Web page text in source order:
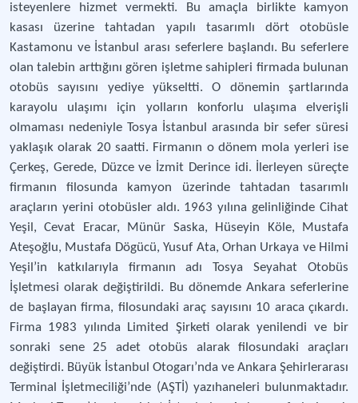
isteyenlere hizmet vermekti. Bu amaçla birlikte kamyon
kasası üzerine tahtadan yapılı tasarımlı dört otobüsle
Kastamonu ve İstanbul arası seferlere başlandı. Bu seferlere
olan talebin arttığını gören işletme sahipleri firmada bulunan
otobüs sayısını yediye yükseltti. O dönemin şartlarında
karayolu ulaşımı için yolların konforlu ulaşıma elverişli
olmaması nedeniyle Tosya İstanbul arasında bir sefer süresi
yaklaşık olarak 20 saatti. Firmanın o dönem mola yerleri ise
Çerkeş, Gerede, Düzce ve İzmit Derince idi. İlerleyen süreçte
firmanın filosunda kamyon üzerinde tahtadan tasarımlı
araçların yerini otobüsler aldı. 1963 yılına gelinliğinde Cihat
Yeşil, Cevat Eracar, Münür Saska, Hüseyin Köle, Mustafa
Ateşoğlu, Mustafa Dögücü, Yusuf Ata, Orhan Urkaya ve Hilmi
Yeşil’in katkılarıyla firmanın adı Tosya Seyahat Otobüs
İşletmesi olarak değiştirildi. Bu dönemde Ankara seferlerine
de başlayan firma, filosundaki araç sayısını 10 araca çıkardı.
Firma 1983 yılında Limited Şirketi olarak yenilendi ve bir
sonraki sene 25 adet otobüs alarak filosundaki araçları
değiştirdi. Büyük İstanbul Otogarı’nda ve Ankara Şehirlerarası
Terminal İşletmeciliği’nde (AŞTİ) yazıhaneleri bulunmaktadır.